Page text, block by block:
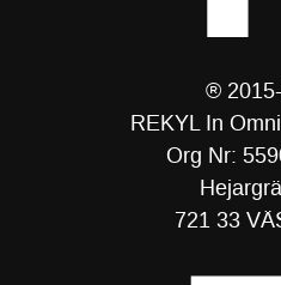
®
REKYL In
Org Nr:
721 33